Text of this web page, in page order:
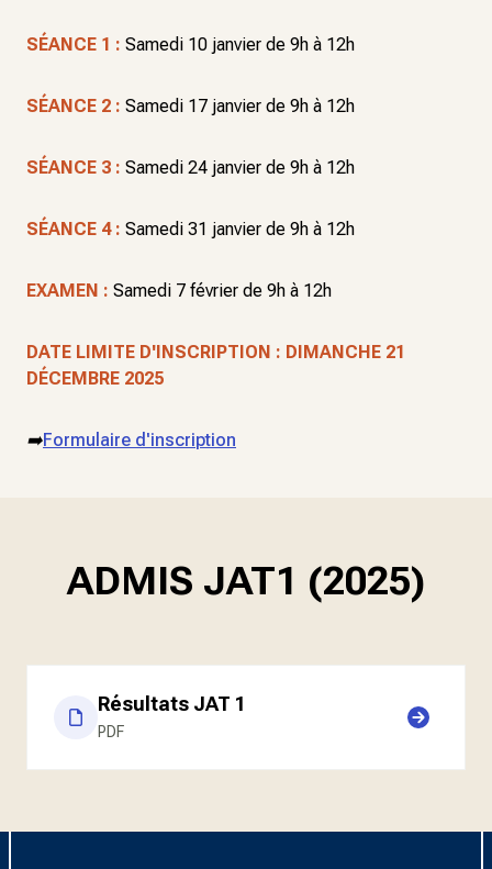
SÉANCE 1 : Samedi 10 janvier de 9h à 12h
SÉANCE 2 : Samedi 17 janvier de 9h à 12h
SÉANCE 3 : Samedi 24 janvier de 9h à 12h
SÉANCE 4 : Samedi 31 janvier de 9h à 12h
EXAMEN : Samedi 7 février de 9h à 12h
DATE LIMITE D'INSCRIPTION : DIMANCHE 21
DÉCEMBRE 2025
➡️Formulaire d'inscription
ADMIS JAT1 (2025)
Résultats JAT 1
PDF